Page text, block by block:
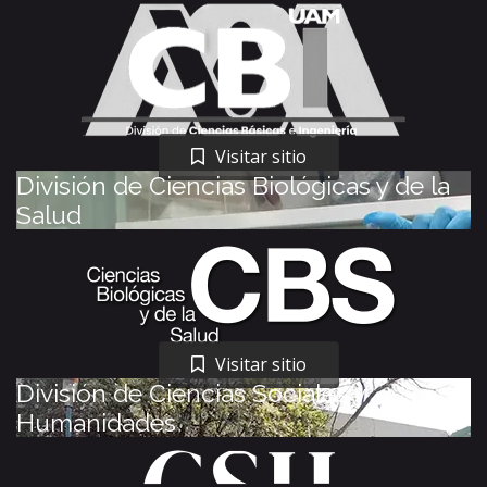
Visitar sitio
División de Ciencias Biológicas y de la
Salud
Visitar sitio
División de Ciencias Sociales y
Humanidades